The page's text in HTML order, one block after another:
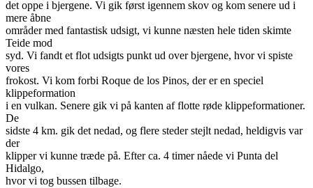
det oppe i bjergene. Vi gik først igennem skov og kom senere ud i
mere åbne
områder med fantastisk udsigt, vi kunne næsten hele tiden skimte
Teide mod
syd. Vi fandt et flot udsigts punkt ud over bjergene, hvor vi spiste
vores
frokost. Vi kom forbi Roque de los Pinos, der er en speciel
klippeformation
i en vulkan. Senere gik vi på kanten af flotte røde klippeformationer.
De
sidste 4 km. gik det nedad, og flere steder stejlt nedad, heldigvis var
der
klipper vi kunne træde på. Efter ca. 4 timer nåede vi Punta del
Hidalgo,
hvor vi tog bussen tilbage.